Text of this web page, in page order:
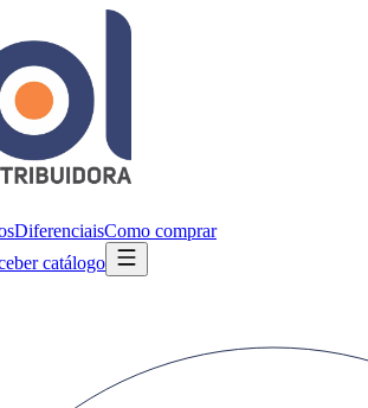
DiferenciaisComo comprar
catálogo